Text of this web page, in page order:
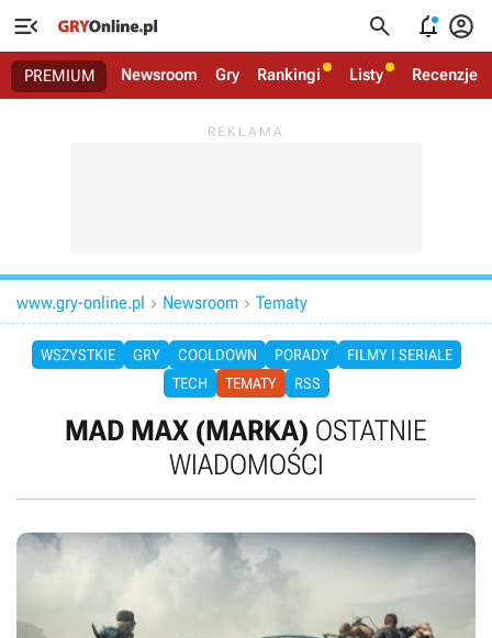
   
PREMIUM Newsroom Gry Rankingi Listy Recenzje
www.gry-online.pl  Newsroom  Tematy
WSZYSTKIE GRY COOLDOWN PORADY
FILMY I SERIALE
TECH
TEMATY RSS
MAD MAX (MARKA) OSTATNIE
WIADOMOŚCI